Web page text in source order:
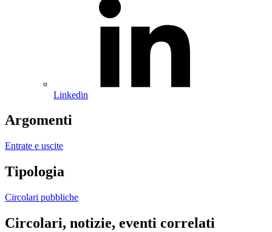
Linkedin
Argomenti
Entrate e uscite
Tipologia
Circolari pubbliche
Circolari, notizie, eventi correlati